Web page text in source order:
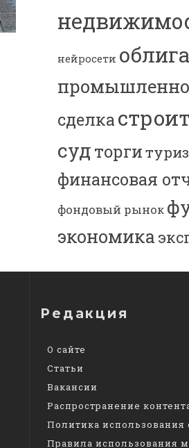
нейросети
сделка
судторги
финансовая
фондовый рынок
экономика
Редакция
О сайте
Статьи
Вакансии
Распространение
Политика использования
Правила использования